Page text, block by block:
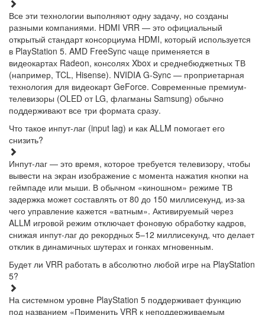
Все эти технологии выполняют одну задачу, но созданы
разными компаниями. HDMI VRR — это официальный
открытый стандарт консорциума HDMI, который используется
в PlayStation 5. AMD FreeSync чаще применяется в
видеокартах Radeon, консолях Xbox и среднебюджетных ТВ
(например, TCL, Hisense). NVIDIA G-Sync — проприетарная
технология для видеокарт GeForce. Современные премиум-
телевизоры (OLED от LG, флагманы Samsung) обычно
поддерживают все три формата сразу.
Что такое инпут-лаг (input lag) и как ALLM помогает его
снизить?
Инпут-лаг — это время, которое требуется телевизору, чтобы
вывести на экран изображение с момента нажатия кнопки на
геймпаде или мыши. В обычном «киношном» режиме ТВ
задержка может составлять от 80 до 150 миллисекунд, из-за
чего управление кажется «ватным». Активируемый через
ALLM игровой режим отключает фоновую обработку кадров,
снижая инпут-лаг до рекордных 5–12 миллисекунд, что делает
отклик в динамичных шутерах и гонках мгновенным.
Будет ли VRR работать в абсолютно любой игре на PlayStation
5?
На системном уровне PlayStation 5 поддерживает функцию
под названием «Применить VRR к неподдерживаемым